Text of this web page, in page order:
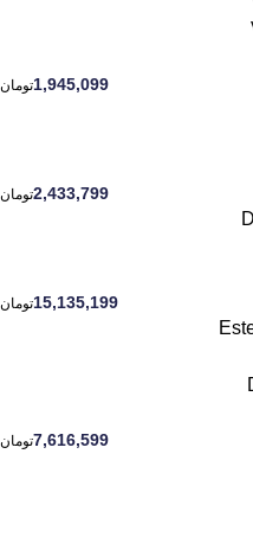
1,945,099تومان
2,433,799تومان
15,135,199تومان
7,616,599تومان